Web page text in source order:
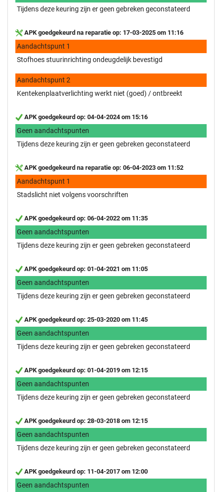
Tijdens deze keuring zijn er geen gebreken geconstateerd
APK goedgekeurd na reparatie op: 17-03-2025 om 11:16
Aandachtspunt 1
Stofhoes stuurinrichting ondeugdelijk bevestigd
Aandachtspunt 2
Kentekenplaatverlichting werkt niet (goed) / ontbreekt
APK goedgekeurd op: 04-04-2024 om 15:16
Geen aandachtspunten
Tijdens deze keuring zijn er geen gebreken geconstateerd
APK goedgekeurd na reparatie op: 06-04-2023 om 11:52
Aandachtspunt 1
Stadslicht niet volgens voorschriften
APK goedgekeurd op: 06-04-2022 om 11:35
Geen aandachtspunten
Tijdens deze keuring zijn er geen gebreken geconstateerd
APK goedgekeurd op: 01-04-2021 om 11:05
Geen aandachtspunten
Tijdens deze keuring zijn er geen gebreken geconstateerd
APK goedgekeurd op: 25-03-2020 om 11:45
Geen aandachtspunten
Tijdens deze keuring zijn er geen gebreken geconstateerd
APK goedgekeurd op: 01-04-2019 om 12:15
Geen aandachtspunten
Tijdens deze keuring zijn er geen gebreken geconstateerd
APK goedgekeurd op: 28-03-2018 om 12:15
Geen aandachtspunten
Tijdens deze keuring zijn er geen gebreken geconstateerd
APK goedgekeurd op: 11-04-2017 om 12:00
Geen aandachtspunten